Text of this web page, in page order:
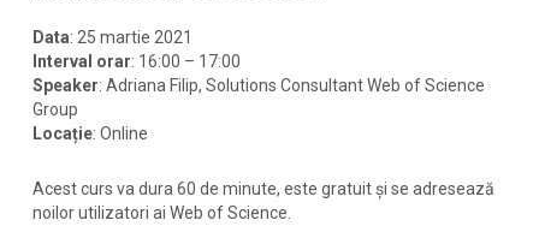
Data: 25 martie 2021
Interval orar: 16:00 – 17:00
Speaker: Adriana Filip, Solutions Consultant Web of Science
Group
Locație: Online
Acest curs va dura 60 de minute, este gratuit și se adresează
noilor utilizatori ai Web of Science.